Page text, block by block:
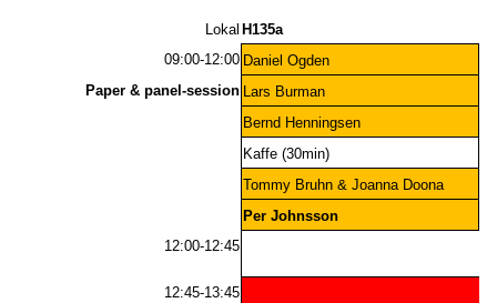
Lokal H135a
09:00-12:00 Daniel Ogden
Paper & panel-session Lars Burman
Bernd Henningsen
Kaffe (30min)
Tommy Bruhn & Joanna Doona
Per Johnsson
12:00-12:45
12:45-13:45